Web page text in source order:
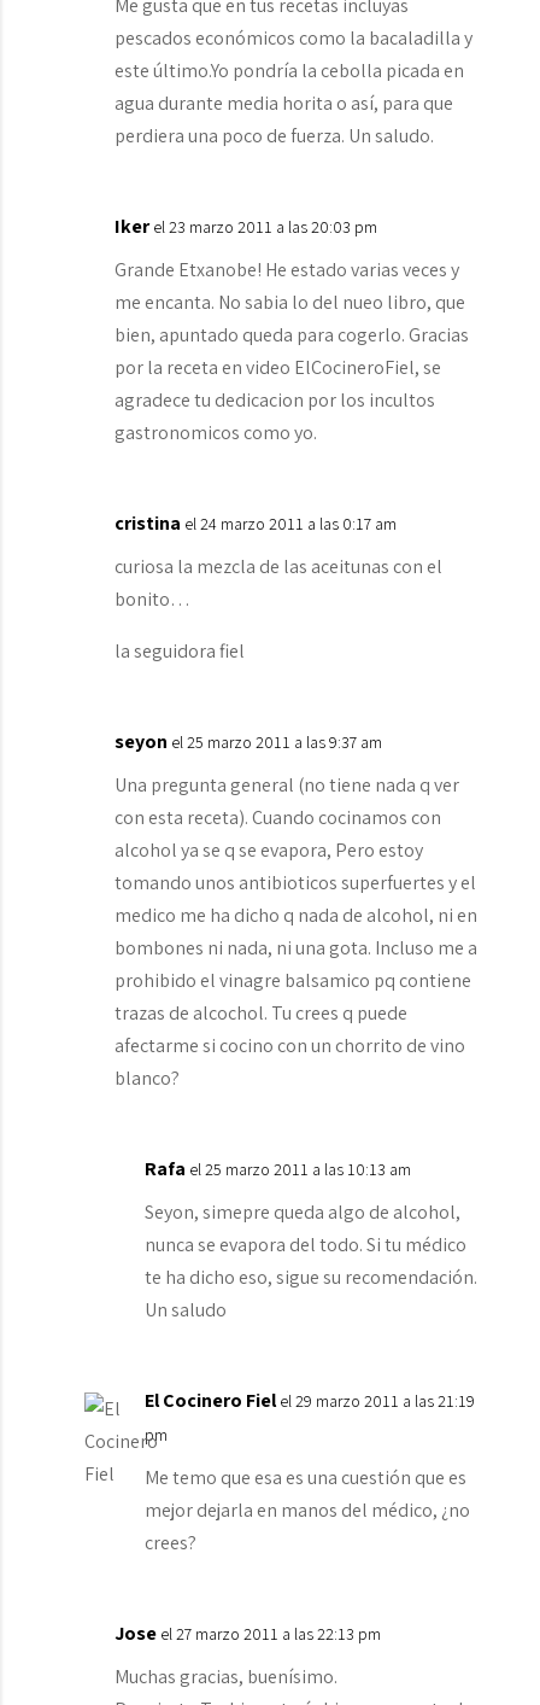
Me gusta que en tus recetas incluyas
pescados económicos como la bacaladilla y
este último.Yo pondría la cebolla picada en
agua durante media horita o así, para que
perdiera una poco de fuerza. Un saludo.
Iker el 23 marzo 2011 a las 20:03 pm
Grande Etxanobe! He estado varias veces y
me encanta. No sabia lo del nueo libro, que
bien, apuntado queda para cogerlo. Gracias
por la receta en video ElCocineroFiel, se
agradece tu dedicacion por los incultos
gastronomicos como yo.
cristina el 24 marzo 2011 a las 0:17 am
curiosa la mezcla de las aceitunas con el
bonito…
la seguidora fiel
seyon el 25 marzo 2011 a las 9:37 am
Una pregunta general (no tiene nada q ver
con esta receta). Cuando cocinamos con
alcohol ya se q se evapora, Pero estoy
tomando unos antibioticos superfuertes y el
medico me ha dicho q nada de alcohol, ni en
bombones ni nada, ni una gota. Incluso me a
prohibido el vinagre balsamico pq contiene
trazas de alcochol. Tu crees q puede
afectarme si cocino con un chorrito de vino
blanco?
Rafa el 25 marzo 2011 a las 10:13 am
Seyon, simepre queda algo de alcohol,
nunca se evapora del todo. Si tu médico
te ha dicho eso, sigue su recomendación.
Un saludo
El Cocinero Fiel el 29 marzo 2011 a las 21:19
pm
Me temo que esa es una cuestión que es
mejor dejarla en manos del médico, ¿no
crees?
Jose el 27 marzo 2011 a las 22:13 pm
Muchas gracias, buenísimo.